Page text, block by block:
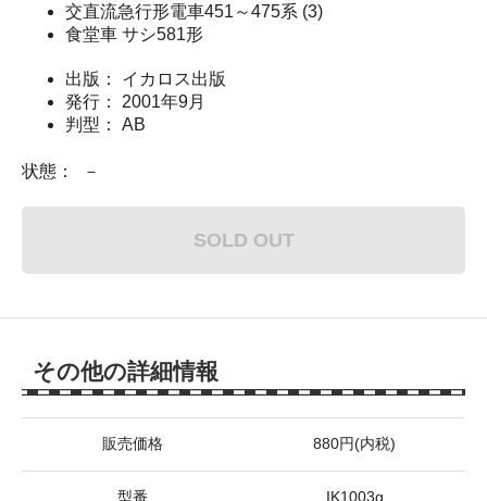
交直流急行形電車451～475系 (3)
食堂車 サシ581形
出版： イカロス出版
発行： 2001年9月
判型： AB
状態： －
SOLD OUT
その他の詳細情報
販売価格 880円(内税)
型番 IK1003g